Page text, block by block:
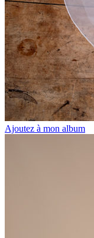
Ajoutez à mon album